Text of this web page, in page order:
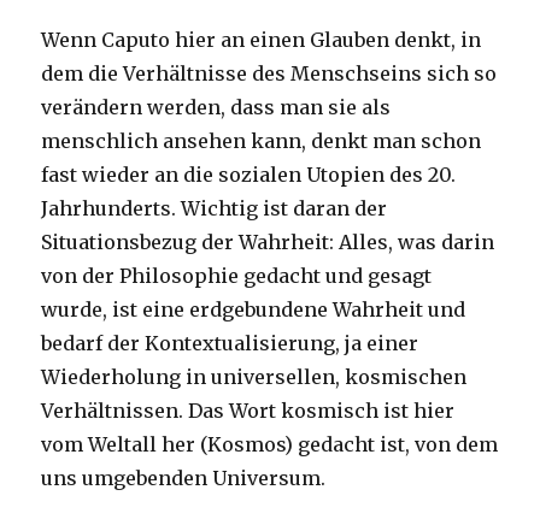
Wenn Caputo hier an einen Glauben denkt, in
dem die Verhältnisse des Menschseins sich so
verändern werden, dass man sie als
menschlich ansehen kann, denkt man schon
fast wieder an die sozialen Utopien des 20.
Jahrhunderts. Wichtig ist daran der
Situationsbezug der Wahrheit: Alles, was darin
von der Philosophie gedacht und gesagt
wurde, ist eine erdgebundene Wahrheit und
bedarf der Kontextualisierung, ja einer
Wiederholung in universellen, kosmischen
Verhältnissen. Das Wort kosmisch ist hier
vom Weltall her (Kosmos) gedacht ist, von dem
uns umgebenden Universum.